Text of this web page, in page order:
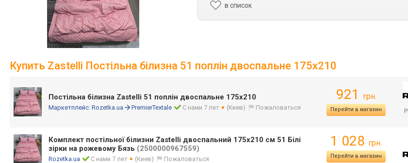
в список
Купить Zastelli Постільна білизна 51 поплін двоспальне 175х210
Постільна білизна Zastelli 51 поплін двоспальне 175х210
Маркетплейс: Rozetka.ua PremierTextale С нами 7 лет (Киев) Пожаловаться
921 грн.
Перейти в магазин
Комплект постільної білизни Zastelli двоспальний 175х210 см 51 Білі
зірки на рожевому Бязь (2500000967559)
Rozetka.ua С нами 7 лет (Киев) Пожаловаться
1 028 грн.
Перейти в магазин